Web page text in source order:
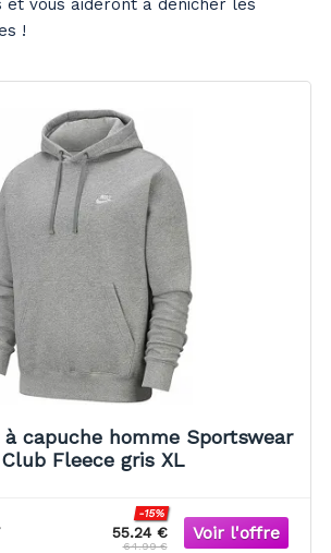
et vous aideront à dénicher les
!
capuche homme Sportswear
Club Fleece gris XL
55.24 €
-15%
64.99 €